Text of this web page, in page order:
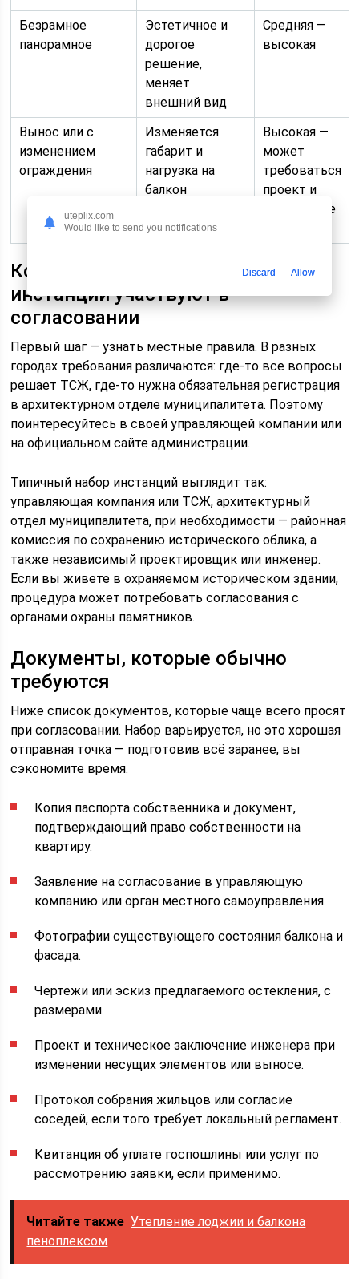
Безрамное
панорамное
Эстетичное и
дорогое
решение,
меняет
внешний вид
Средняя —
высокая
Вынос или с
изменением
ограждения
Изменяется
габарит и
нагрузка на
балкон
Высокая —
может
требоваться
проект и
заключение
Кому обращаться и какие
инстанции участвуют в
согласовании
Первый шаг — узнать местные правила. В разных
городах требования различаются: где-то все вопросы
решает ТСЖ, где-то нужна обязательная регистрация
в архитектурном отделе муниципалитета. Поэтому
поинтересуйтесь в своей управляющей компании или
на официальном сайте администрации.
Типичный набор инстанций выглядит так:
управляющая компания или ТСЖ, архитектурный
отдел муниципалитета, при необходимости — районная
комиссия по сохранению исторического облика, а
также независимый проектировщик или инженер.
Если вы живете в охраняемом историческом здании,
процедура может потребовать согласования с
органами охраны памятников.
Документы, которые обычно
требуются
Ниже список документов, которые чаще всего просят
при согласовании. Набор варьируется, но это хорошая
отправная точка — подготовив всё заранее, вы
сэкономите время.
Копия паспорта собственника и документ,
подтверждающий право собственности на
квартиру.
Заявление на согласование в управляющую
компанию или орган местного самоуправления.
Фотографии существующего состояния балкона и
фасада.
Чертежи или эскиз предлагаемого остекления, с
размерами.
Проект и техническое заключение инженера при
изменении несущих элементов или выносе.
Протокол собрания жильцов или согласие
соседей, если того требует локальный регламент.
Квитанция об уплате госпошлины или услуг по
рассмотрению заявки, если применимо.
Читайте также Утепление лоджии и балкона
пеноплексом
uteplix.com
Would like to send you notifications
Discard Allow